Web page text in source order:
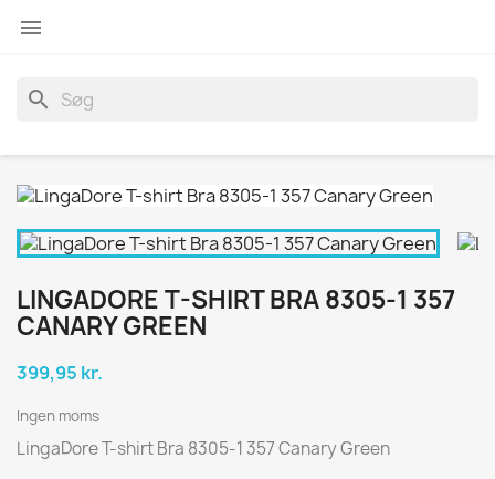

search
LINGADORE T-SHIRT BRA 8305-1 357
CANARY GREEN
399,95 kr.
Ingen moms
LingaDore T-shirt Bra 8305-1 357 Canary Green